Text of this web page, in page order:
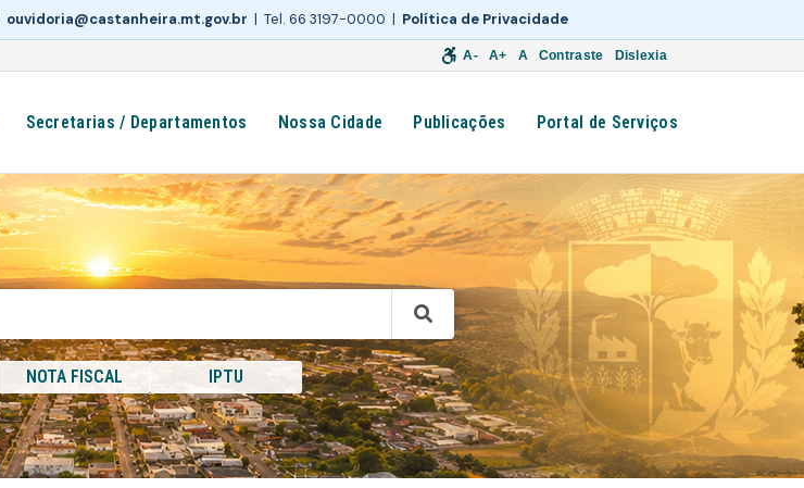
ouvidoria@castanheira.mt.gov.br | Tel. 66 3197-0000 | Política de Privacidade
A- A+ A Contraste Dislexia
Secretarias / Departamentos Nossa Cidade Publicações Portal de Serviços
NOTA FISCAL IPTU